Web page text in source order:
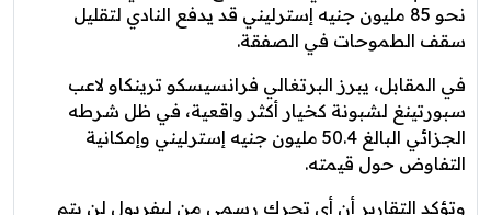
نحو 85 مليون جنيه إسترليني قد يدفع النادي لتقليل
سقف الطموحات في الصفقة.
في المقابل، يبرز البرتغالي فرانسيسكو ترينكاو لاعب
سبورتينغ لشبونة كخيار أكثر واقعية، في ظل شرطه
الجزائي البالغ 50.4 مليون جنيه إسترليني وإمكانية
التفاوض حول قيمته.
وتؤكد التقارير أن أي تحرك رسمي من ليفربول لن يتم